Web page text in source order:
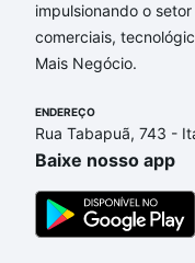
impulsionando o
comerciais,
Mais Negócio.
ENDEREÇO
Rua Tabapuã, 743 -
Baixe nosso app